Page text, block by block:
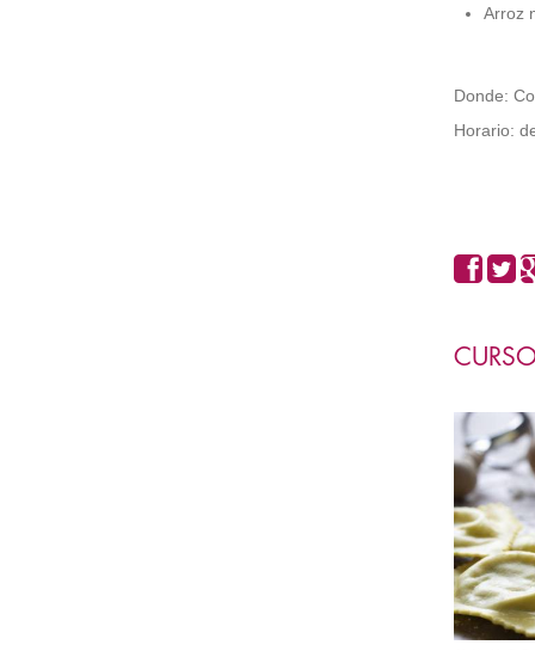
Arroz
Donde:
Horario: